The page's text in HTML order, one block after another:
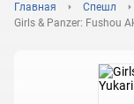
Главная
Спешл
Girls & Panzer: Fushou